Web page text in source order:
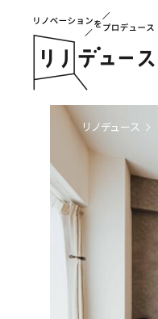
リノデュース